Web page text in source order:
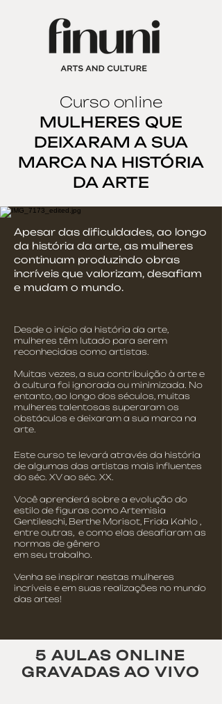
Curso online
MULHERES QUE
DEIXARAM A SUA
MARCA NA HISTÓRIA
DA ARTE
Apesar das dificuldades, ao longo
da história da arte, as mulheres
continuam produzindo obras
incríveis que valorizam, desafiam
e mudam o mundo.
Desde o início da história da arte,
mulheres têm lutado para serem
reconhecidas como artistas.
Muitas vezes, a sua contribuição à arte e
à cultura foi ignorada ou minimizada. No
entanto, ao longo dos séculos, muitas
mulheres talentosas superaram os
obstáculos e deixaram a sua marca na
arte.
Este curso te levará através da história
de algumas das artistas mais influentes
do séc. XV ao séc. XX.
Você aprenderá sobre a evolução do
estilo de figuras como Artemisia
Gentileschi, Berthe Morisot, Frida Kahlo ,
entre outras, e como elas desafiaram as
normas de gênero
em seu trabalho.
Venha se inspirar nestas mulheres
incríveis e em suas realizações no mundo
das artes!
5 AULAS ONLINE
GRAVADAS AO VIVO